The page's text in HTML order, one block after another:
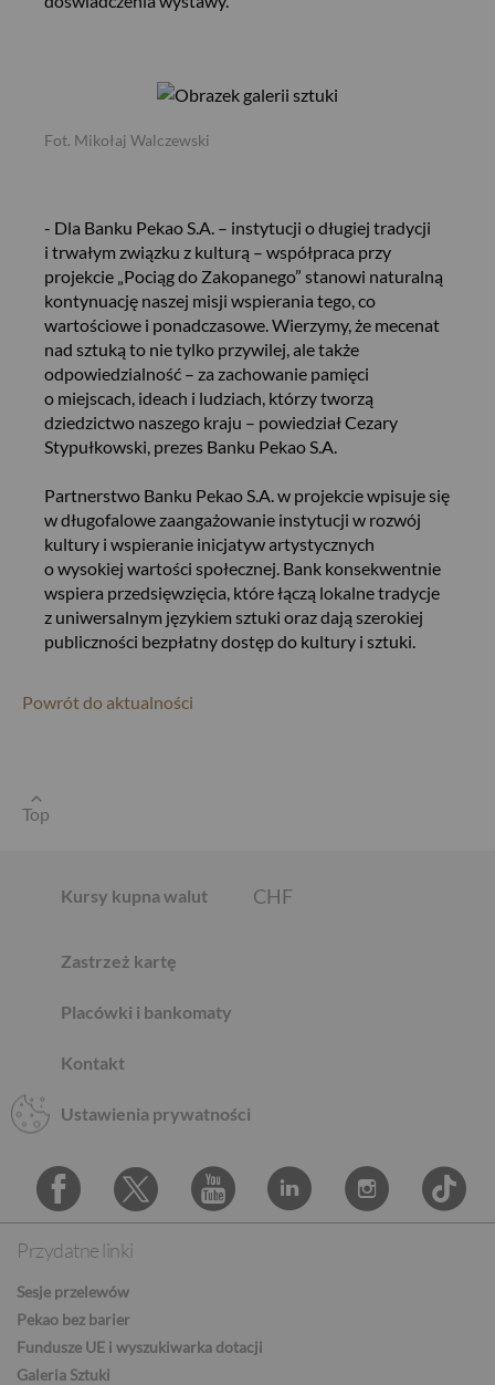
Fot. Mikołaj Walczewski
- Dla Banku Pekao S.A. – instytucji o długiej tradycji
i trwałym związku z kulturą – współpraca przy
projekcie „Pociąg do Zakopanego” stanowi naturalną
kontynuację naszej misji wspierania tego, co
wartościowe i ponadczasowe. Wierzymy, że mecenat
nad sztuką to nie tylko przywilej, ale także
odpowiedzialność – za zachowanie pamięci
o miejscach, ideach i ludziach, którzy tworzą
dziedzictwo naszego kraju – powiedział Cezary
Stypułkowski, prezes Banku Pekao S.A.
Partnerstwo Banku Pekao S.A. w projekcie wpisuje się
w długofalowe zaangażowanie instytucji w rozwój
kultury i wspieranie inicjatyw artystycznych
o wysokiej wartości społecznej. Bank konsekwentnie
wspiera przedsięwzięcia, które łączą lokalne tradycje
z uniwersalnym językiem sztuki oraz dają szerokiej
publiczności bezpłatny dostęp do kultury i sztuki.
Powrót do aktualności
Top
Kursy kupna walut
USD
CHF
CAD
JPY
Zastrzeż kartę
Placówki i bankomaty
Kontakt
Ustawienia prywatności
Facebook
Przydatne linki
Sesje przelewów
Pekao bez barier
Fundusze UE i wyszukiwarka dotacji
Galeria Sztuki